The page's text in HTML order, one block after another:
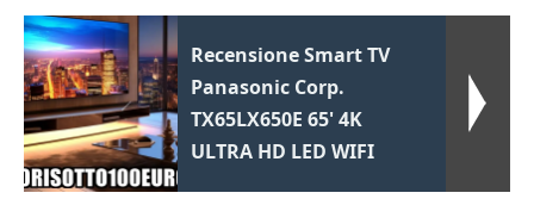
Recensione Smart TV
Panasonic Corp.
TX65LX650E 65' 4K
ULTRA HD LED WIFI